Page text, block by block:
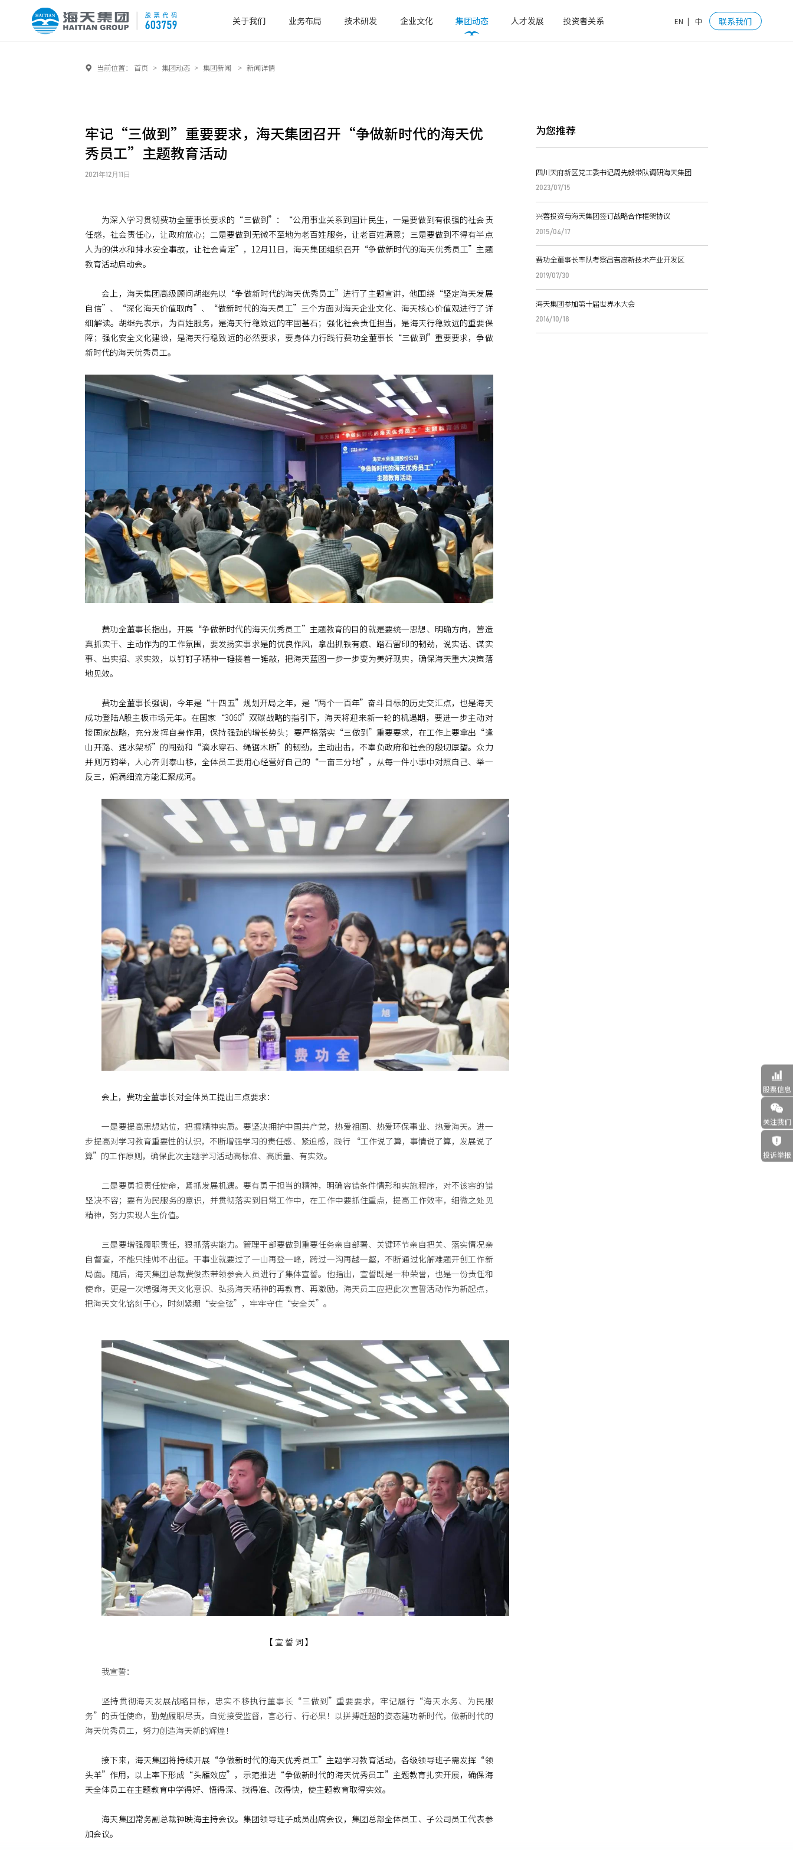
关于我们 业务布局 技术研发 企业文化 集团动态

人才发展 投资者关系 EN | 中 联系我们
 当前位置： 首页 > 集团动态 > 集团新闻 > 新闻详情
牢记“三做到”重要要求，海天集团召开“争做新时代的海天优
秀员工”主题教育活动
2021年12月11日
为深入学习贯彻费功全董事长要求的“三做到”：“公用事业关系到国计民生，一是要做到有很强的社会责
任感，社会责任心，让政府放心；二是要做到无微不至地为老百姓服务，让老百姓满意；三是要做到不得有半点
人为的供水和排水安全事故，让社会肯定”，12月11日，海天集团组织召开“争做新时代的海天优秀员工”主题
教育活动启动会。
会上，海天集团高级顾问胡继先以“争做新时代的海天优秀员工”进行了主题宣讲，他围绕“坚定海天发展
自信”、“深化海天价值取向”、“做新时代的海天员工”三个方面对海天企业文化、海天核心价值观进行了详
细解读。胡继先表示，为百姓服务，是海天行稳致远的牢固基石；强化社会责任担当，是海天行稳致远的重要保
障；强化安全文化建设，是海天行稳致远的必然要求，要身体力行践行费功全董事长“三做到”重要要求，争做
新时代的海天优秀员工。
费功全董事长指出，开展“争做新时代的海天优秀员工”主题教育的目的就是要统一思想、明确方向，营造
真抓实干、主动作为的工作氛围，要发扬实事求是的优良作风，拿出抓铁有痕、踏石留印的韧劲，说实话、谋实
事、出实招、求实效，以钉钉子精神一锤接着一锤敲，把海天蓝图一步一步变为美好现实，确保海天重大决策落
地见效。
费功全董事长强调，今年是“十四五”规划开局之年，是“两个一百年”奋斗目标的历史交汇点，也是海天
成功登陆A股主板市场元年。在国家“3060”双碳战略的指引下，海天将迎来新一轮的机遇期，要进一步主动对
接国家战略，充分发挥自身作用，保持强劲的增长势头；要严格落实“三做到”重要要求，在工作上要拿出“逢
山开路、遇水架桥”的闯劲和“滴水穿石、绳锯木断”的韧劲，主动出击，不辜负政府和社会的殷切厚望。众力
并则万钧举，人心齐则泰山移，全体员工要用心经营好自己的“一亩三分地”，从每一件小事中对照自己、举一
反三，娟滴细流方能汇聚成河。
会上，费功全董事长对全体员工提出三点要求：
一是要提高思想站位，把握精神实质。要坚决拥护中国共产党，热爱祖国、热爱环保事业、热爱海天。进一
步提高对学习教育重要性的认识，不断增强学习的责任感、紧迫感，践行 “工作说了算，事情说了算，发展说了
算”的工作原则，确保此次主题学习活动高标准、高质量、有实效。
二是要勇担责任使命，紧抓发展机遇。要有勇于担当的精神，明确容错条件情形和实施程序，对不该容的错
坚决不容；要有为民服务的意识，并贯彻落实到日常工作中，在工作中要抓住重点，提高工作效率，细微之处见
精神，努力实现人生价值。
三是要增强履职责任，狠抓落实能力。管理干部要做到重要任务亲自部署、关键环节亲自把关、落实情况亲
自督查，不能只挂帅不出征。干事业就要过了一山再登一峰，跨过一沟再越一壑，不断通过化解难题开创工作新
局面。 随后，海天集团总裁费俊杰带领参会人员进行了集体宣誓。他指出，宣誓既是一种荣誉，也是一份责任和
使命，更是一次增强海天文化意识、弘扬海天精神的再教育、再激励，海天员工应把此次宣誓活动作为新起点，
把海天文化铭刻于心，时刻紧绷“安全弦”，牢牢守住“安全关”。
【 宣 誓 词 】
我宣誓：
坚持贯彻海天发展战略目标，忠实不移执行董事长“三做到”重要要求，牢记履行“海天水务、为民服
务”的责任使命，勤勉履职尽责，自觉接受监督，言必行、行必果！以拼搏赶超的姿态建功新时代，做新时代的
海天优秀员工，努力创造海天新的辉煌！
接下来，海天集团将持续开展“争做新时代的海天优秀员工”主题学习教育活动，各级领导班子需发挥“领
头羊”作用，以上率下形成“头雁效应”，示范推进“争做新时代的海天优秀员工”主题教育扎实开展，确保海
天全体员工在主题教育中学得好、悟得深、找得准、改得快，使主题教育取得实效。
海天集团常务副总裁钟映海主持会议。集团领导班子成员出席会议，集团总部全体员工、子公司员工代表参
加会议。
为您推荐
四川天府新区党工委书记周先毅带队调研海天集团
2023/07/15
兴蓉投资与海天集团签订战略合作框架协议
2015/04/17
费功全董事长率队考察昌吉高新技术产业开发区
2019/07/30
海天集团参加第十届世界水大会
2016/10/18

股票信息

关注我们

投诉举报